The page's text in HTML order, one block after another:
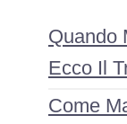
Quando
Ecco Il
Come